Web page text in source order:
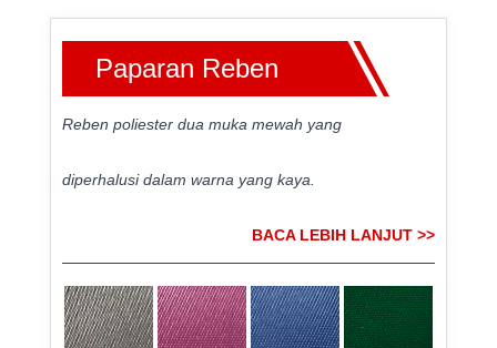
Paparan Reben
Reben poliester dua muka mewah yang
diperhalusi dalam warna yang kaya.
BACA LEBIH LANJUT >>